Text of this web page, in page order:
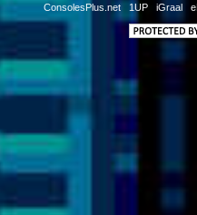
ConsolesPlus.net 1UP iGraal